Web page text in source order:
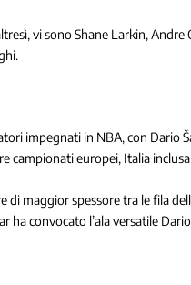
vi sono Shane Larkin, Andre
impegnati in NBA, con Dario
campionati europei, Italia
maggior spessore tra le fila
convocato l’ala versatile